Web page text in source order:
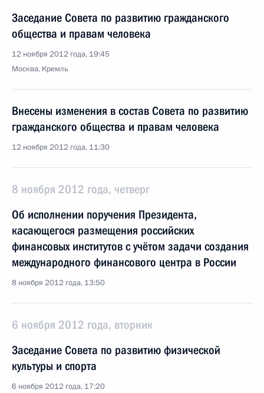
Заседание Совета по развитию гражданского
общества и правам человека
12 ноября 2012 года, 19:45
Москва, Кремль
Внесены изменения в состав Совета по развитию
гражданского общества и правам человека
12 ноября 2012 года, 11:30
8 ноября 2012 года, четверг
Об исполнении поручения Президента,
касающегося размещения российских
финансовых институтов с учётом задачи создания
международного финансового центра в России
8 ноября 2012 года, 13:50
6 ноября 2012 года, вторник
Заседание Совета по развитию физической
культуры и спорта
6 ноября 2012 года, 17:20